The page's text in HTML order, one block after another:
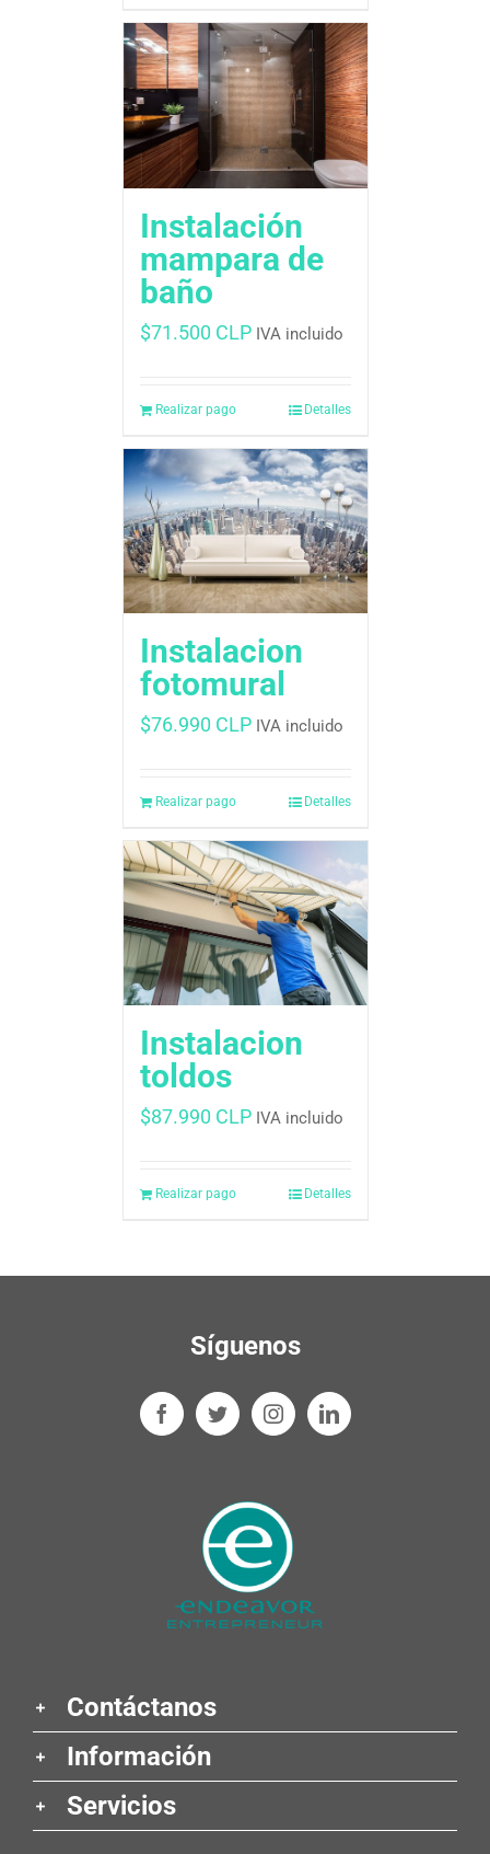
Instalación
mampara de
baño
$71.500 CLP IVA incluido
Realizar pago Detalles
Instalacion
fotomural
$76.990 CLP IVA incluido
Realizar pago Detalles
Instalacion
toldos
$87.990 CLP IVA incluido
Realizar pago Detalles
Síguenos
Contáctanos
Información
Servicios